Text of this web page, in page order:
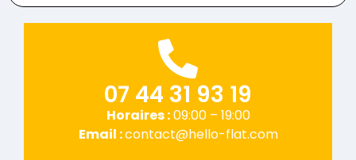
07 44 31 93 19
Horaires :09:00 – 19:00
Email :contact@hello-flat.com